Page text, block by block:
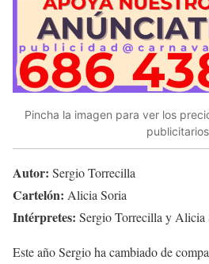
Pincha la imagen para ver los
publicitarios
Autor: Sergio Torrecilla
Cartelón: Alicia Soria
Intérpretes: Sergio Torrecilla y Alicia
Este año Sergio ha cambiado de